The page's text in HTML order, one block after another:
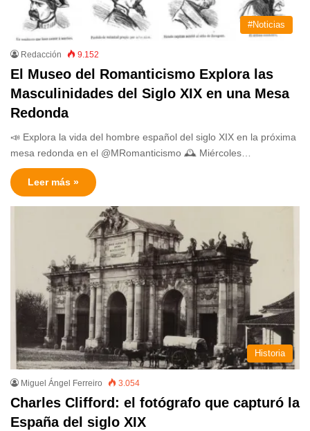
#Noticias
Redacción 9.152
El Museo del Romanticismo Explora las
Masculinidades del Siglo XIX en una Mesa
Redonda
📣 Explora la vida del hombre español del siglo XIX en la próxima
mesa redonda en el @MRomanticismo 🕰️ Miércoles…
Leer más »
Historia
Miguel Ángel Ferreiro 3.054
Charles Clifford: el fotógrafo que capturó la
España del siglo XIX